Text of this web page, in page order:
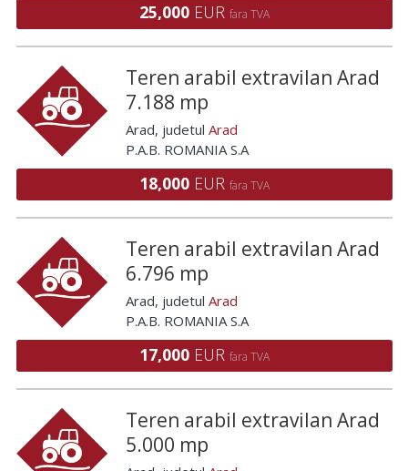
25,000 EUR fara TVA
Teren arabil extravilan Arad
7.188 mp
Arad, judetul Arad
P.A.B. ROMANIA S.A
18,000 EUR fara TVA
Teren arabil extravilan Arad
6.796 mp
Arad, judetul Arad
P.A.B. ROMANIA S.A
17,000 EUR fara TVA
Teren arabil extravilan Arad
5.000 mp